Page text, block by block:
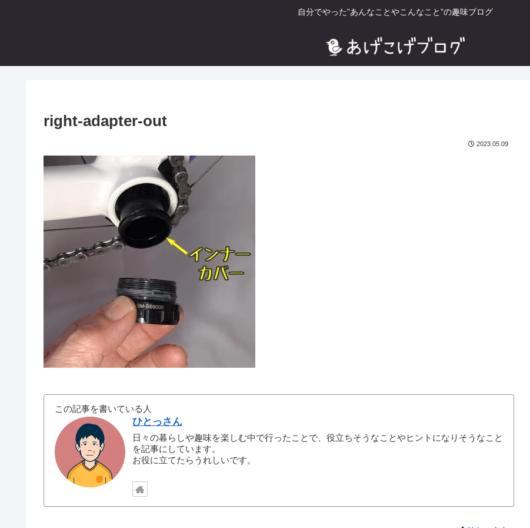
自分でやった”あんなことやこんなこと”の趣味ブログ
right-adapter-out
2023.05.09
この記事を書いている人
ひとっさん
日々の暮らしや趣味を楽しむ中で行ったことで、役立ちそうなことやヒントになりそうなこと
を記事にしています。
お役に立てたらうれしいです。